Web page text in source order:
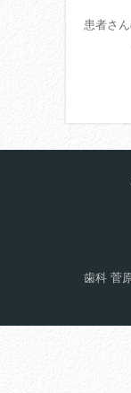
患者さ
歯科 菅